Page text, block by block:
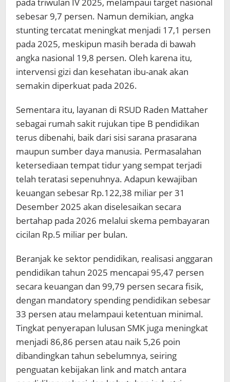
pada triwulan IV 2025, melampaui target nasional
sebesar 9,7 persen. Namun demikian, angka
stunting tercatat meningkat menjadi 17,1 persen
pada 2025, meskipun masih berada di bawah
angka nasional 19,8 persen. Oleh karena itu,
intervensi gizi dan kesehatan ibu-anak akan
semakin diperkuat pada 2026.
Sementara itu, layanan di RSUD Raden Mattaher
sebagai rumah sakit rujukan tipe B pendidikan
terus dibenahi, baik dari sisi sarana prasarana
maupun sumber daya manusia. Permasalahan
ketersediaan tempat tidur yang sempat terjadi
telah teratasi sepenuhnya. Adapun kewajiban
keuangan sebesar Rp.122,38 miliar per 31
Desember 2025 akan diselesaikan secara
bertahap pada 2026 melalui skema pembayaran
cicilan Rp.5 miliar per bulan.
Beranjak ke sektor pendidikan, realisasi anggaran
pendidikan tahun 2025 mencapai 95,47 persen
secara keuangan dan 99,79 persen secara fisik,
dengan mandatory spending pendidikan sebesar
33 persen atau melampaui ketentuan minimal.
Tingkat penyerapan lulusan SMK juga meningkat
menjadi 86,86 persen atau naik 5,26 poin
dibandingkan tahun sebelumnya, seiring
penguatan kebijakan link and match antara